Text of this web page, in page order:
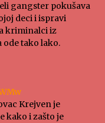
Runway u filmu
PROSLAVLJA ROĐENDAN
gangster pokušava
deci i ispravi
kriminalci iz
ode tako lako.
Krejven je
kako i zašto je